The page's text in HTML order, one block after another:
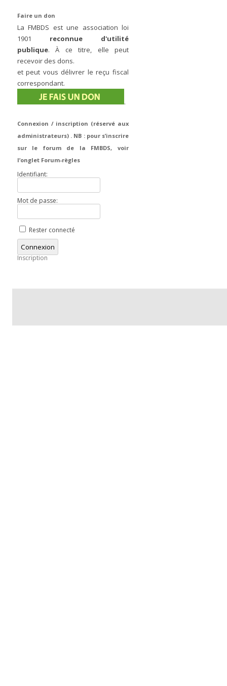
Faire un don
La FMBDS est une association loi
1901 reconnue d'utilité
publique. À ce titre, elle peut
recevoir des dons.
et peut vous délivrer le reçu fiscal
correspondant.
.
Connexion / inscription (réservé aux
administrateurs) . NB : pour s’inscrire
sur le forum de la FMBDS, voir
l’onglet Forum-règles
Identifiant:
Mot de passe:
Rester connecté
Connexion
Inscription